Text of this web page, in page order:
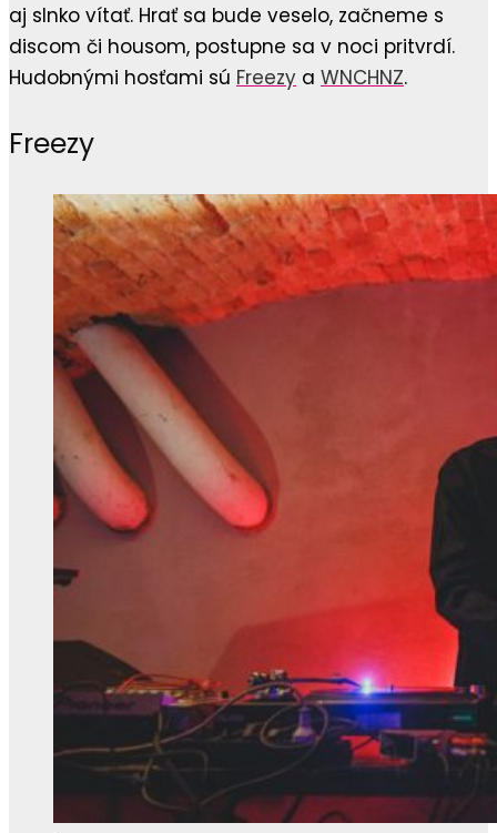
aj slnko vítať. Hrať sa bude veselo, začneme s
discom či housom, postupne sa v noci pritvrdí.
Hudobnými hosťami sú Freezy a WNCHNZ.
Freezy